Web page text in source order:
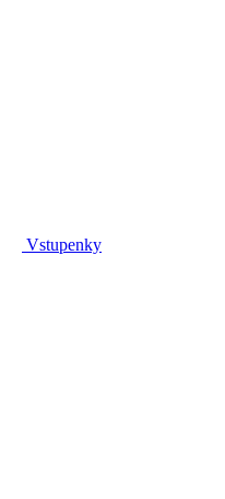
Vstupenky